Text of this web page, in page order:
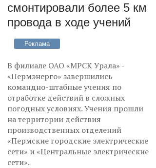
смонтировали более 5 км
провода в ходе учений
Реклама
В филиале ОАО «МРСК Урала» -
«Пермэнерго» завершились
командно-штабные учения по
отработке действий в сложных
погодных условиях. Учения прошли
на территории действия
производственных отделений
«Пермские городские электрические
сети» и «Центральные электрические
сети».